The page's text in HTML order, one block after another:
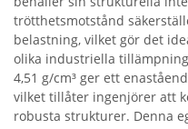
trötthetsmotstånd
belastning, vilket gör det
olika industriella
4,51 g/cm³ ger ett
vilket tillåter ingenjörer att
robusta strukturer. Denna